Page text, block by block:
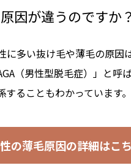
因が違うのですか？
に多い抜け毛や薄毛の原
（男性型脱毛症）」と呼
ることもわかっています。
の薄毛原因の詳細はこ